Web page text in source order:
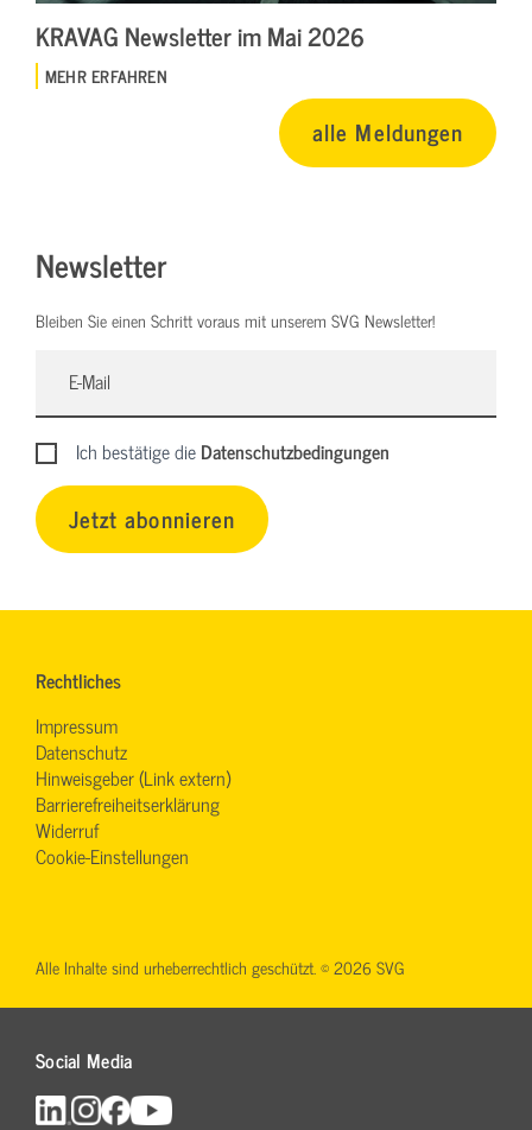
KRAVAG Newsletter im Mai 2026
MEHR ERFAHREN
alle Meldungen
Newsletter
Bleiben Sie einen Schritt voraus mit unserem SVG Newsletter!
Ich bestätige dieDatenschutzbedingungen
Jetzt abonnieren
Rechtliches
Impressum
Datenschutz
Hinweisgeber (Link extern)
Barrierefreiheitserklärung
Widerruf
Cookie-Einstellungen
Social Media
Alle Inhalte sind urheberrechtlich geschützt. © 2026 SVG